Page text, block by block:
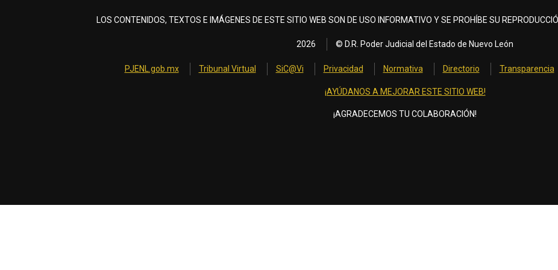
LOS CONTENIDOS, TEXTOS E IMÁGENES DE ESTE SITIO WEB SON DE USO INFORMATIVO Y SE PROHÍBE SU
2026 © D.R. Poder Judicial del Estado de Nuevo León
PJENL.gob.mx Tribunal Virtual SiC@Vi Privacidad Normativa Directorio Transparencia
¡AYÚDANOS A MEJORAR ESTE SITIO WEB!
¡AGRADECEMOS TU COLABORACIÓN!